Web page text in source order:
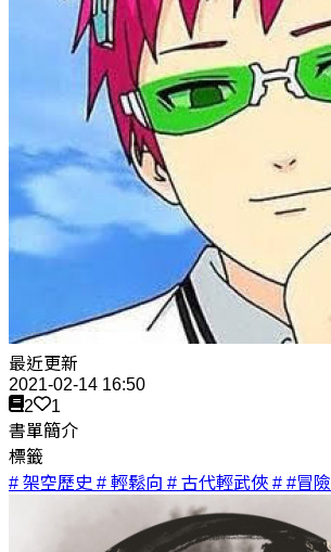
最近更新
2021-02-14 16:50
2
1
書單簡介
標籤
# 架空歷史 # 輕鬆向 # 古代輕武俠 # #冒險